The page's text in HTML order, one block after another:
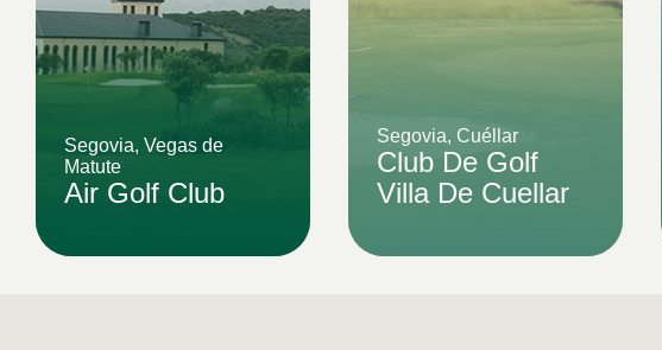
Segovia, Vegas de
Matute
Air Golf Club
Segovia, Cuéllar
Club De Golf
Villa De Cuellar